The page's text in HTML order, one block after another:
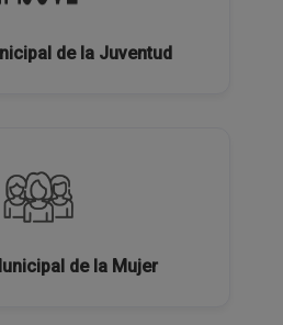
de la Juventud
de la Mujer